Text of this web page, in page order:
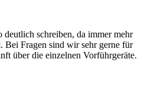
deutlich schreiben, da immer mehr
Bei Fragen sind wir sehr gerne für
über die einzelnen Vorführgeräte.